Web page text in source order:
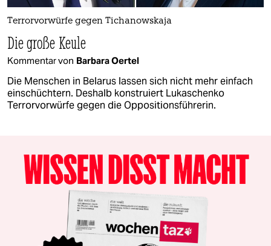
Terrorvorwürfe gegen Tichanowskaja
Die große Keule
Kommentar von Barbara Oertel
Die Menschen in Belarus lassen sich nicht mehr einfach
einschüchtern. Deshalb konstruiert Lukaschenko
Terrorvorwürfe gegen die Oppositionsführerin.